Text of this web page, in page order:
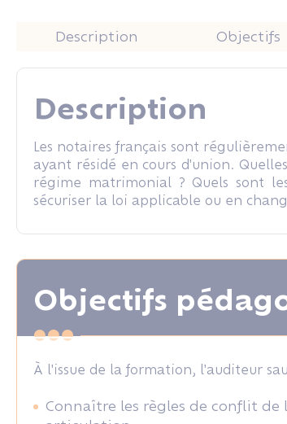
Description Objectifs
Description
Les notaires français sont
ayant résidé en cours d'union.
régime matrimonial ? Quels sont
sécuriser la loi applicable ou en
Objectifs
À l'issue de la formation, l'auditeur
Connaître les règles de conflit